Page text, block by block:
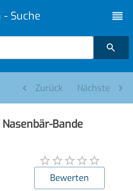
Suche
Zurück Nächste
Bande
Bewerten